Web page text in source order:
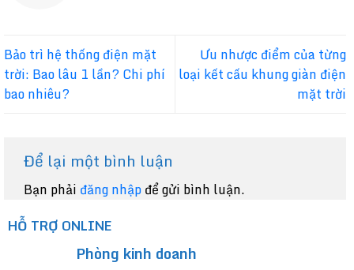
Bảo trì hệ thống điện mặt
trời: Bao lâu 1 lần? Chi phí
bao nhiêu?
Ưu nhược điểm của từng
loại kết cấu khung giàn điện
mặt trời
Để lại một bình luận
Bạn phải đăng nhậpđể gửi bình luận.
HỖ TRỢ ONLINE
Phòng kinh doanh